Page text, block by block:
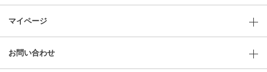
マイページ
お問い合わせ